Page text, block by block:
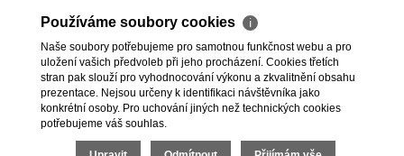
Používáme soubory cookies ℹ
Naše soubory potřebujeme pro samotnou funkčnost webu a pro
uložení vašich předvoleb při jeho procházení. Cookies třetích
stran pak slouží pro vyhodnocování výkonu a zkvalitnění obsahu
prezentace. Nejsou určeny k identifikaci návštěvníka jako
konkrétní osoby. Pro uchování jiných než technických cookies
potřebujeme váš souhlas.